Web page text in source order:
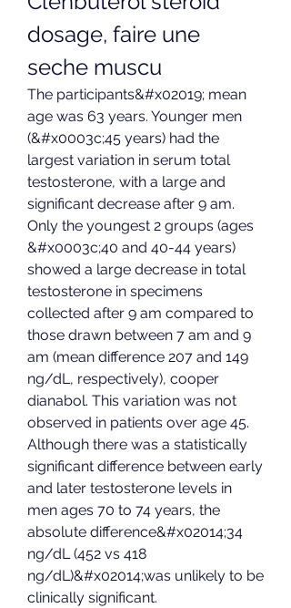
dosage, faire une
seche muscu
The participants&#x02019; mean
age was 63 years. Younger men
(&#x0003c;45 years) had the
largest variation in serum total
testosterone, with a large and
significant decrease after 9 am.
Only the youngest 2 groups (ages
&#x0003c;40 and 40-44 years)
showed a large decrease in total
testosterone in specimens
collected after 9 am compared to
those drawn between 7 am and 9
am (mean difference 207 and 149
ng/dL, respectively), cooper
dianabol. This variation was not
observed in patients over age 45.
Although there was a statistically
significant difference between early
and later testosterone levels in
men ages 70 to 74 years, the
absolute difference&#x02014;34
ng/dL (452 vs 418
ng/dL)&#x02014;was unlikely to be
clinically significant.